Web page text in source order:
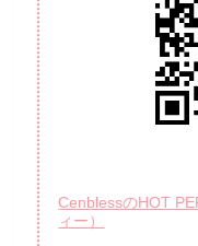
CenblessのHOT
ィー）